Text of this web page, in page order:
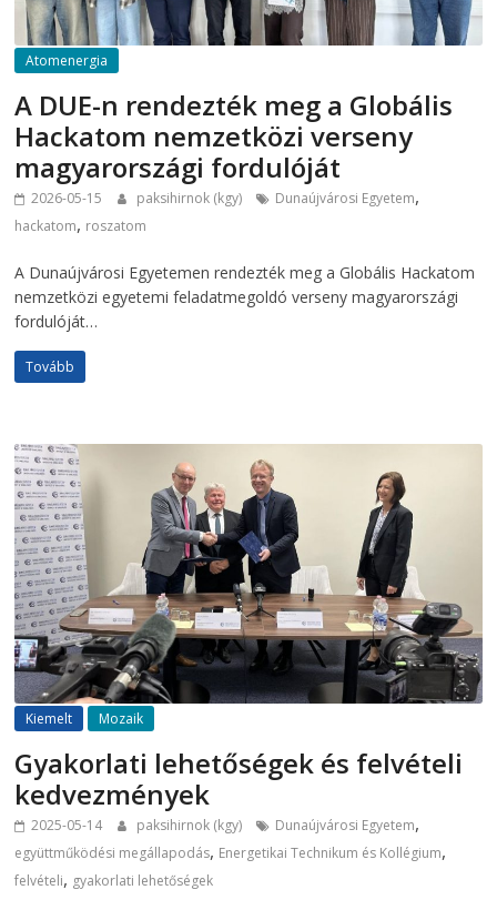
Atomenergia
A DUE-n rendezték meg a Globális
Hackatom nemzetközi verseny
magyarországi fordulóját
2026-05-15 paksihirnok (kgy) Dunaújvárosi Egyetem,
hackatom, roszatom
A Dunaújvárosi Egyetemen rendezték meg a Globális Hackatom
nemzetközi egyetemi feladatmegoldó verseny magyarországi
fordulóját…
Tovább
Kiemelt Mozaik
Gyakorlati lehetőségek és felvételi
kedvezmények
2025-05-14 paksihirnok (kgy) Dunaújvárosi Egyetem,
együttműködési megállapodás, Energetikai Technikum és Kollégium,
felvételi, gyakorlati lehetőségek